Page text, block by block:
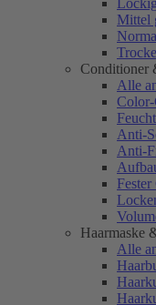
Mittel
Conditioner
Alle
Anti-
Anti-
Haarmaske
Alle